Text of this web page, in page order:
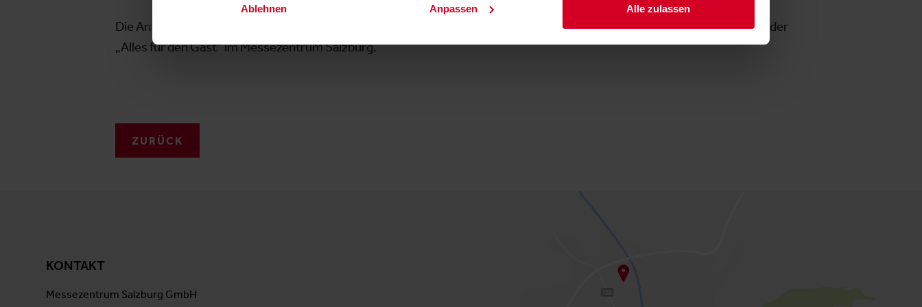
Ablehnen Anpassen Alle zulassen
Die Antwort auf die Frage, wie viel Mensch die Gastronomie der Zukunft braucht, gibt es von 07.–10. November 2026 auf der
„Alles für den Gast“ im Messezentrum Salzburg.
ZURÜCK
KONTAKT
Messezentrum Salzburg GmbH